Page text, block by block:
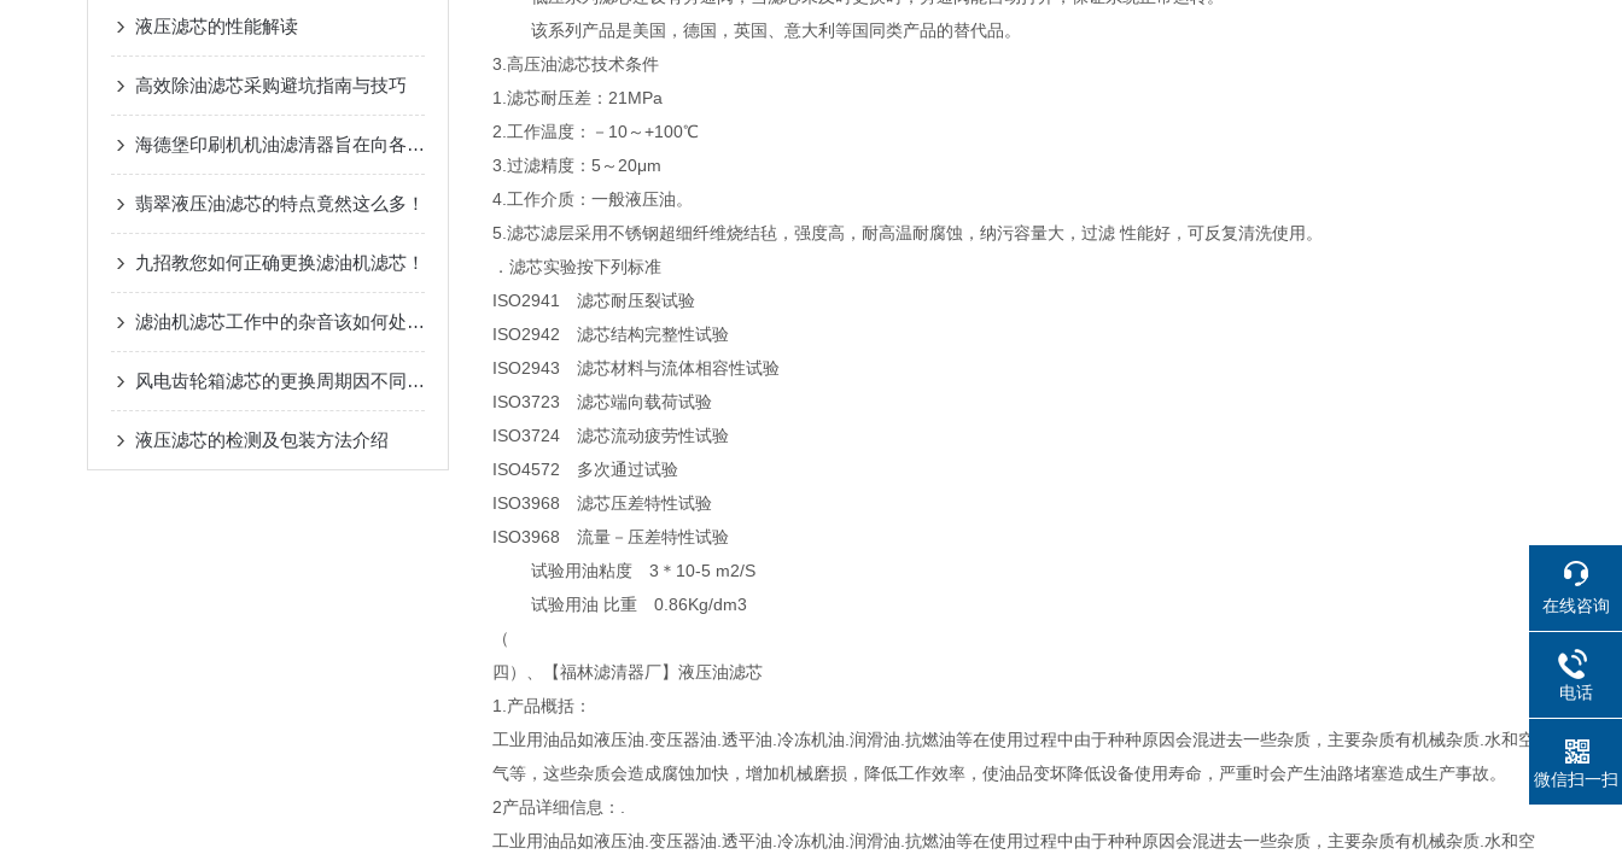
液压滤芯的性能解读
高效除油滤芯采购避坑指南与技巧
海德堡印刷机机油滤清器旨在向各润滑部位输送清洁的机油
翡翠液压油滤芯的特点竟然这么多！
九招教您如何正确更换滤油机滤芯！
滤油机滤芯工作中的杂音该如何处理？
风电齿轮箱滤芯的更换周期因不同的使用情况而异
液压滤芯的检测及包装方法介绍
该系列产品是美国，德国，英国、意大利等国同类产品的替代品。
3.高压油滤芯技术条件
1.滤芯耐压差：21MPa
2.工作温度：－10～+100℃
3.过滤精度：5～20μm
4.工作介质：一般液压油。
5.滤芯滤层采用不锈钢超细纤维烧结毡，强度高，耐高温耐腐蚀，纳污容量大，过滤 性能好，可反复清洗使用。
．滤芯实验按下列标准
ISO2941 滤芯耐压裂试验
ISO2942 滤芯结构完整性试验
ISO2943 滤芯材料与流体相容性试验
ISO3723 滤芯端向载荷试验
ISO3724 滤芯流动疲劳性试验
ISO4572 多次通过试验
ISO3968 滤芯压差特性试验
ISO3968 流量－压差特性试验
试验用油粘度 3＊10-5 m2/S
试验用油 比重 0.86Kg/dm3
（
四）、【福林滤清器厂】液压油滤芯
1.产品概括：
工业用油品如液压油.变压器油.透平油.冷冻机油.润滑油.抗燃油等在使用过程中由于种种原因会混进去一些杂质，主要杂质有机械杂质.水和空
气等，这些杂质会造成腐蚀加快，增加机械磨损，降低工作效率，使油品变坏降低设备使用寿命，严重时会产生油路堵塞造成生产事故。
2产品详细信息：.
工业用油品如液压油.变压器油.透平油.冷冻机油.润滑油.抗燃油等在使用过程中由于种种原因会混进去一些杂质，主要杂质有机械杂质.水和空
在线咨询
电话
微信扫一扫